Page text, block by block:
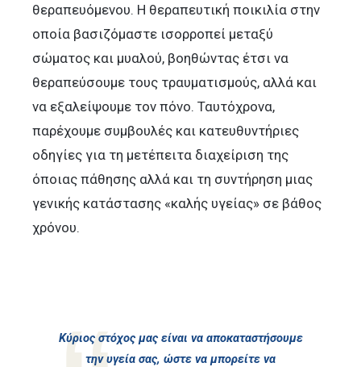
θεραπευόμενου. Η θεραπευτική ποικιλία στην
οποία βασιζόμαστε ισορροπεί μεταξύ
σώματος και μυαλού, βοηθώντας έτσι να
θεραπεύσουμε τους τραυματισμούς, αλλά και
να εξαλείψουμε τον πόνο. Ταυτόχρονα,
παρέχουμε συμβουλές και κατευθυντήριες
οδηγίες για τη μετέπειτα διαχείριση της
όποιας πάθησης αλλά και τη συντήρηση μιας
γενικής κατάστασης «καλής υγείας» σε βάθος
χρόνου.
Κύριος στόχος μας είναι να αποκαταστήσουμε
την υγεία σας, ώστε να μπορείτε να